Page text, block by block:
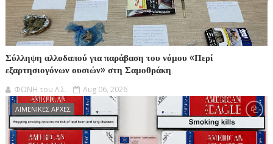
Σύλληψη αλλοδαπού για παράβαση του νόμου «Περί
εξαρτησιογόνων ουσιών» στη Σαμοθράκη
ΦΩΝΗ του Λ.Σ. Aug 06, 2026
ΛΙΜΕΝΙΚΕΣ ΑΡΧΕΣ